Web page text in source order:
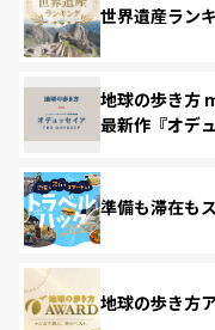
世界遺産ラン
地球の歩き方
最新作『オデ
準備も滞在も
地球の歩き方